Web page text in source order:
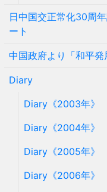
日中国交正常化30周
ート
中国政府より「和平
Diary
Diary《2003年》
Diary《2004年》
Diary《2005年》
Diary《2006年》